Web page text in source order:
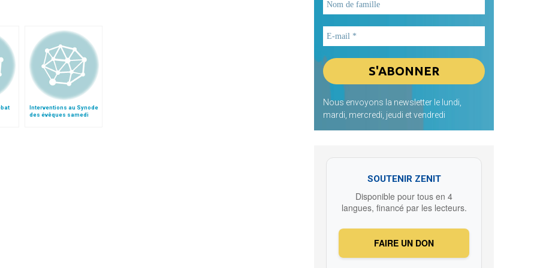
Interventions au Synode
des évêques samedi
Nous envoyons la newsletter le lundi,
mardi, mercredi, jeudi et vendredi
SOUTENIR ZENIT
Disponible pour tous en 4
langues, financé par les lecteurs.
FAIRE UN DON